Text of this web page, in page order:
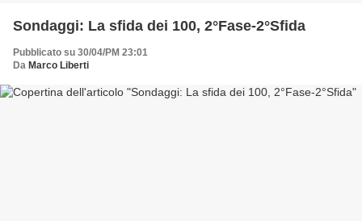
Sondaggi: La sfida dei 100, 2°Fase-2°Sfida
Pubblicato su 30/04/PM 23:01
Da Marco Liberti